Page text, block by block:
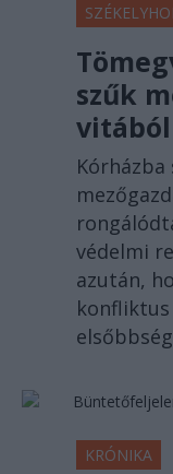
szűk
vitából
védelmi
azután,
konfliktus
KRÓNIKA